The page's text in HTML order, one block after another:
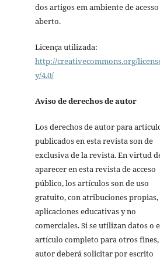
dos artigos em ambiente de acesso
aberto.
Licença utilizada:
http://creativecommons.org/
y/4.0/
Aviso de derechos de autor
Los derechos de autor para
publicados en esta revista son de
exclusiva de la revista. En virtud
aparecer en esta revista de acceso
público, los artículos son de uso
gratuito, con atribuciones propias,
aplicaciones educativas y no
comerciales. Si se utilizan datos o
artículo completo para otros
autor deberá solicitar por escrito